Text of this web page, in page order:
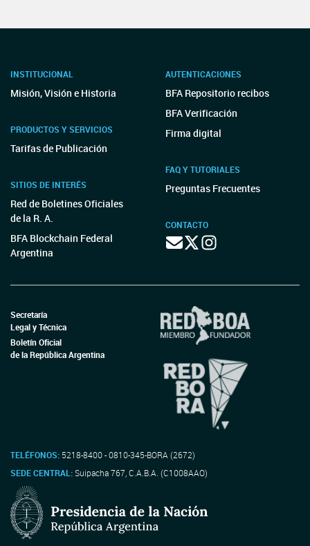
INSTITUCIONAL
Misión, Visión e Historia
PRODUCTOS Y SERVICIOS
Tarifas de Publicación
SITIOS DE INTERÉS
Red de Boletines Oficiales
de la R. A.
BFA Blockchain Federal
Argentina
AUTENTICACIONES
BFA Repositorio recibos
BFA Verificación
Firma digital
FAQ Y TUTORIALES
Preguntas Frecuentes
CONTACTO
Secretaría
Legal y Técnica
Boletín Oficial
de la República Argentina
TELÉFONOS: 5218-8400 - 0810-345-BORA (2672)
SEDE CENTRAL:Suipacha 767, C.A.B.A. (C1008AAO)